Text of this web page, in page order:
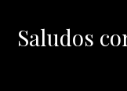
Saludos